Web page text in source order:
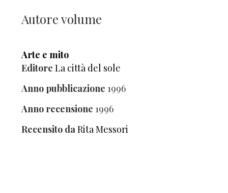
Autore volume
Arte e mito
Editore La città del sole
Anno pubblicazione 1996
Anno recensione 1996
Recensito daRita Messori